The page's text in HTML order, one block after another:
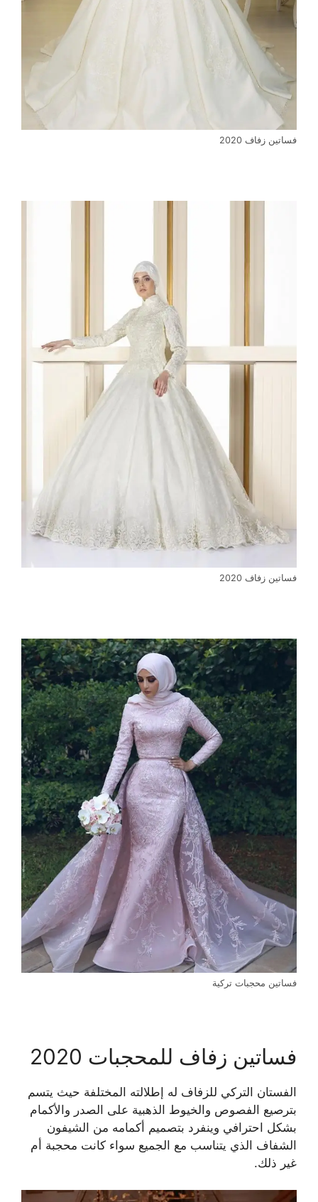
فساتين زفاف 2020
فساتين زفاف 2020
فساتين محجبات تركية
فساتين زفاف للمحجبات 2020
الفستان التركي للزفاف له إطلالته المختلفة حيث يتسم
بترصيع الفصوص والخيوط الذهبية على الصدر والأكمام
بشكل احترافي وينفرد بتصميم أكمامه من الشيفون
الشفاف الذي يتناسب مع الجميع سواء كانت محجبة أم
غير ذلك.